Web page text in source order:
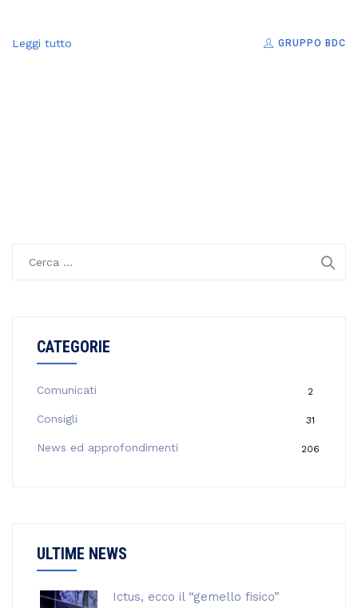
Leggi tutto GRUPPO BDC
CATEGORIE
Comunicati 2
Consigli 31
News ed approfondimenti 206
ULTIME NEWS
Ictus, ecco il “gemello fisico”